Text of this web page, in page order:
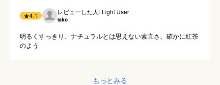
★4.1 レビューした人: Light User
tako
明るくすっきり、ナチュラルとは思えない素直さ。確かに紅茶
のよう
もっとみる